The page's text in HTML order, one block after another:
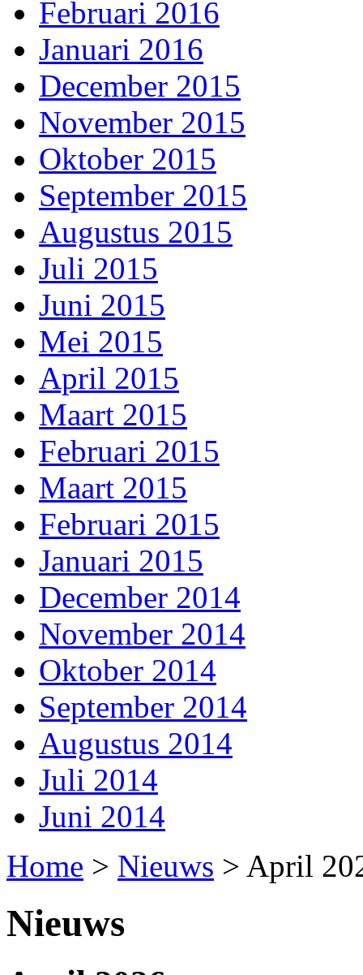
Februari 2016
Januari 2016
December 2015
November 2015
Oktober 2015
September 2015
Augustus 2015
Juli 2015
Juni 2015
Mei 2015
April 2015
Maart 2015
Februari 2015
Maart 2015
Februari 2015
Januari 2015
December 2014
November 2014
Oktober 2014
September 2014
Augustus 2014
Juli 2014
Juni 2014
Home > Nieuws > April
Nieuws